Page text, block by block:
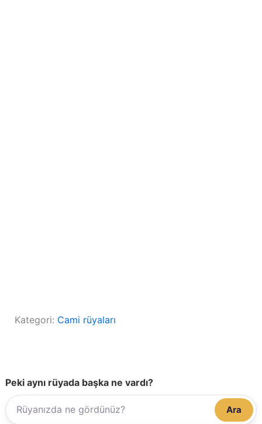
Kategori: Cami rüyaları
Peki aynı rüyada başka ne vardı?
Ara